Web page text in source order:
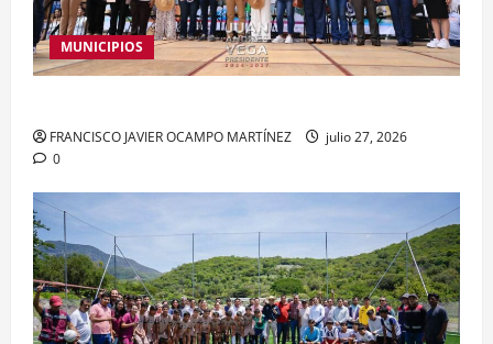
MUNICIPIOS
FRANCISCO JAVIER OCAMPO MARTÍNEZ
julio 27, 2026
0